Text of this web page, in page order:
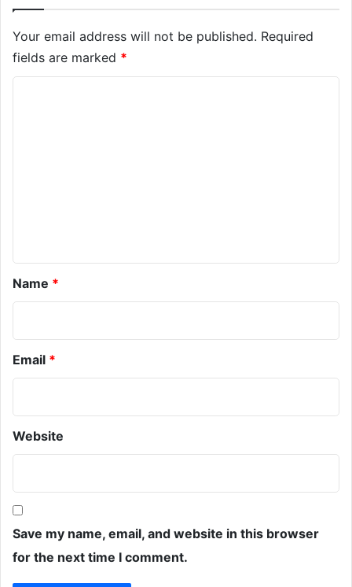
Your email address will not be published. Required
fields are marked *
Name *
Email *
Website
Save my name, email, and website in this browser
for the next time I comment.